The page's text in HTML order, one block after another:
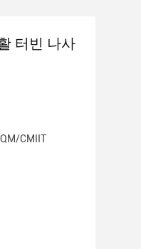
터빈 나사
CMIIT